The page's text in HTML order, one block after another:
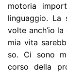
motoria
linguaggio. La
volte anch’io
mia vita
so. Ci sono
corso della